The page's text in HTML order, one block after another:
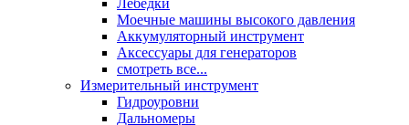
Лебедки
Моечные машины высокого давления
Аккумуляторный инструмент
Аксессуары для генераторов
смотреть все...
Измерительный инструмент
Гидроуровни
Дальномеры